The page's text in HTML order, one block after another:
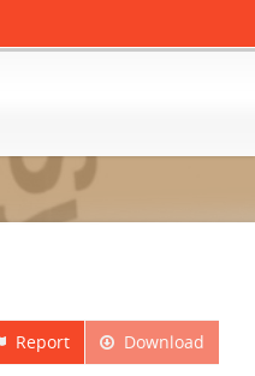
Download
Report